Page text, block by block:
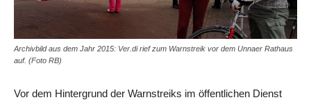
Archivbild aus dem Jahr 2015: Ver.di rief zum Warnstreik vor dem Unnaer Rathaus
auf. (Foto RB)
Vor dem Hintergrund der Warnstreiks im öffentlichen Dienst